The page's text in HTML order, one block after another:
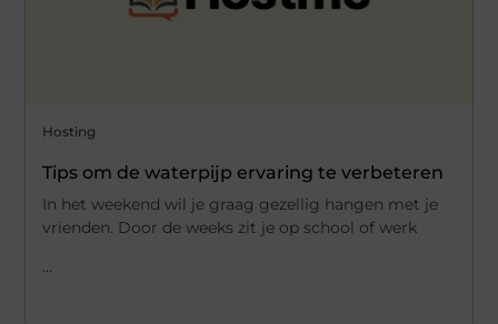
Hosting
Tips om de waterpijp ervaring te verbeteren
In het weekend wil je graag gezellig hangen met je
vrienden. Door de weeks zit je op school of werk
...